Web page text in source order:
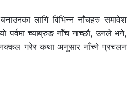
लागि विभिन्न नाँचहरु समावेश
पर्वमा च्याब्रुङ नाँच नाच्छौ, उनले भने,
नक्कल गरेर कथा अनुसार नाँच्ने प्रचलन